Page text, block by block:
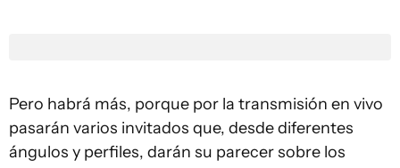
Pero habrá más, porque por la transmisión en vivo
pasarán varios invitados que, desde diferentes
ángulos y perfiles, darán su parecer sobre los